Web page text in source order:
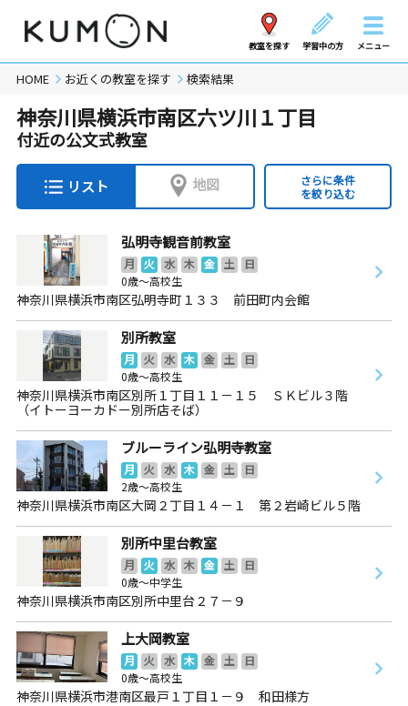
教室を探す 学習中の方 メニュー
HOME お近くの教室を探す 検索結果
神奈川県横浜市南区六ツ川１丁目
付近の公文式教室
リスト 地図
さらに条件
を絞り込む
弘明寺観音前教室
月 火 水 木 金 土
日
0歳～高校生
神奈川県横浜市南区弘明寺町１３３ 前田町内会館
別所教室
月 火 水 木 金 土
日
0歳～高校生
神奈川県横浜市南区別所１丁目１１－１５ ＳＫビル３階
（イトーヨーカドー別所店そば）
ブルーライン弘明寺教室
月 火 水 木 金 土
日
2歳～高校生
神奈川県横浜市南区大岡２丁目１４－１ 第２岩崎ビル５階
別所中里台教室
月 火 水 木 金 土
日
0歳～中学生
神奈川県横浜市南区別所中里台２７－９
上大岡教室
月 火 水 木 金 土
日
0歳～高校生
神奈川県横浜市港南区最戸１丁目１－９ 和田様方